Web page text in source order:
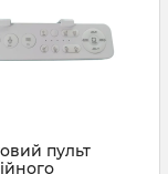
пульт